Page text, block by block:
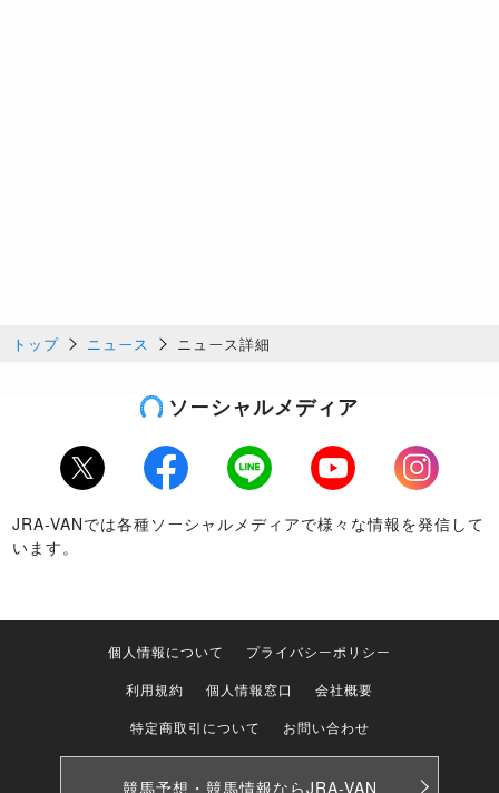
トップ ニュース ニュース詳細
ソーシャルメディア
Twitter Facebook LINE Youtube
Instagram
JRA-VANでは各種ソーシャルメディアで様々な情報を発信して
います。
個人情報について
プライバシーポリシー
利用規約
個人情報窓口
会社概要
特定商取引について
お問い合わせ
競馬予想・競馬情報ならJRA-VAN